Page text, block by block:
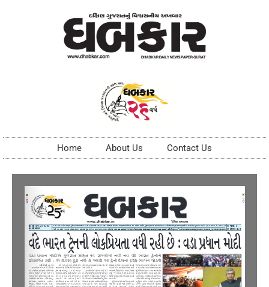
Home About Us Contact Us